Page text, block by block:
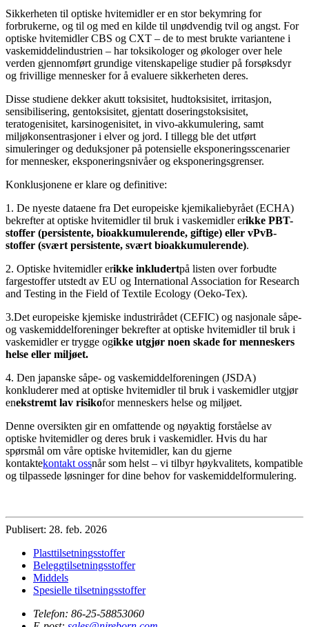
Sikkerheten til optiske hvitemidler er en stor bekymring for
forbrukerne, og til og med en kilde til unødvendig tvil og angst. For
optiske hvitemidler CBS og CXT – de to mest brukte variantene i
vaskemiddelindustrien – har toksikologer og økologer over hele
verden gjennomført grundige vitenskapelige studier på forsøksdyr
og frivillige mennesker for å evaluere sikkerheten deres.
Disse studiene dekker akutt toksisitet, hudtoksisitet, irritasjon,
sensibilisering, gentoksisitet, gjentatt doseringstoksisitet,
teratogenisitet, karsinogenisitet, in vivo-akkumulering, samt
miljøkonsentrasjoner i elver og jord. I tillegg ble det utført
simuleringer og deduksjoner på potensielle eksponeringsscenarier
for mennesker, eksponeringsnivåer og eksponeringsgrenser.
Konklusjonene er klare og definitive:
1. De nyeste dataene fra Det europeiske kjemikaliebyrået (ECHA)
bekrefter at optiske hvitemidler til bruk i vaskemidler erikke PBT-
stoffer (persistente, bioakkumulerende, giftige) eller vPvB-
stoffer (svært persistente, svært bioakkumulerende).
2. Optiske hvitemidler erikke inkludertpå listen over forbudte
fargestoffer utstedt av EU og International Association for Research
and Testing in the Field of Textile Ecology (Oeko-Tex).
3.Det europeiske kjemiske industrirådet (CEFIC) og nasjonale såpe-
og vaskemiddelforeninger bekrefter at optiske hvitemidler til bruk i
vaskemidler er trygge ogikke utgjør noen skade for menneskers
helse eller miljøet.
4. Den japanske såpe- og vaskemiddelforeningen (JSDA)
konkluderer med at optiske hvitemidler til bruk i vaskemidler utgjør
enekstremt lav risikofor menneskers helse og miljøet.
Denne oversikten gir en omfattende og nøyaktig forståelse av
optiske hvitemidler og deres bruk i vaskemidler. Hvis du har
spørsmål om våre optiske hvitemidler, kan du gjerne
kontaktekontakt ossnår som helst – vi tilbyr høykvalitets, kompatible
og tilpassede løsninger for dine behov for vaskemiddelformulering.
Publisert: 28. feb. 2026
Plasttilsetningsstoffer
Beleggtilsetningsstoffer
Middels
Spesielle tilsetningsstoffer
Telefon: 86-25-58853060